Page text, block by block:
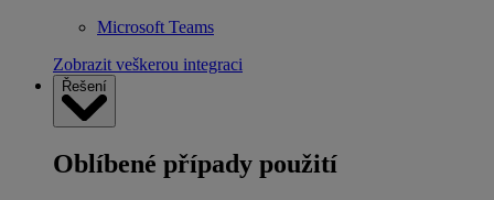
Microsoft Teams
Zobrazit veškerou integraci
Řešení
Oblíbené případy použití